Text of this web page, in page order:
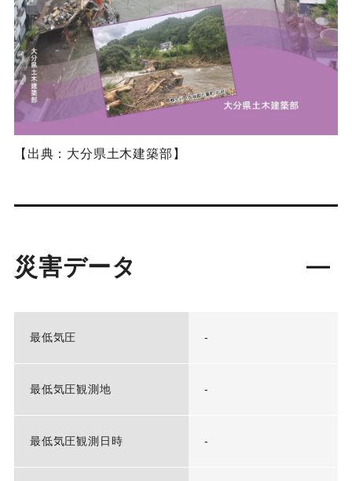
【出典：大分県土木建築部】
災害データ
最低気圧 -
最低気圧観測地 -
最低気圧観測日時 -